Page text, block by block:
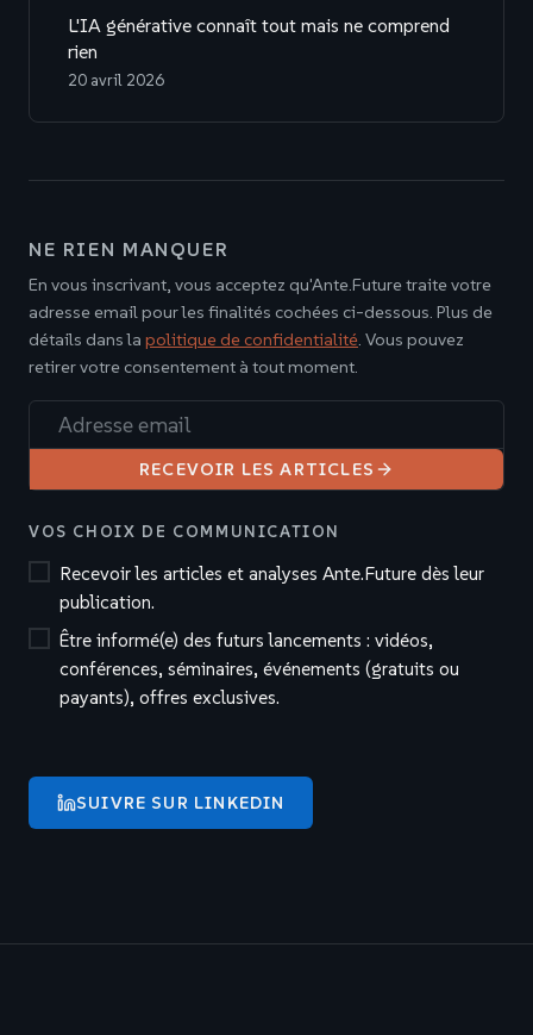
L'IA générative connaît tout mais ne comprend
rien
20 avril 2026
NE RIEN MANQUER
En vous inscrivant, vous acceptez qu'Ante.Future traite votre
adresse email pour les finalités cochées ci-dessous. Plus de
détails dans la politique de confidentialité. Vous pouvez
retirer votre consentement à tout moment.
Adresse email
RECEVOIR LES ARTICLES
VOS CHOIX DE COMMUNICATION
Recevoir les articles et analyses Ante.Future dès leur
publication.
Être informé(e) des futurs lancements : vidéos,
conférences, séminaires, événements (gratuits ou
payants), offres exclusives.
SUIVRE SUR LINKEDIN